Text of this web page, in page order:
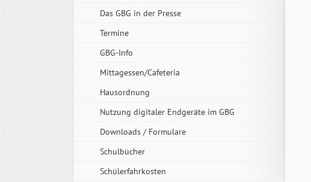
Das GBG in der Presse
Termine
GBG-Info
Mittagessen/Cafeteria
Hausordnung
Nutzung digitaler Endgeräte im GBG
Downloads / Formulare
Schulbücher
Schülerfahrkosten